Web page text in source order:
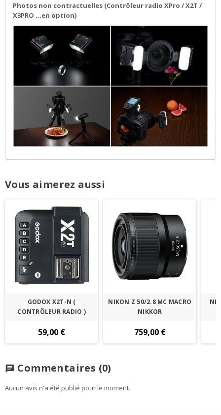
Photos non contractuelles (Contrôleur radio XPro / X2T /
X3PRO ...en option)
Vous aimerez aussi
GODOX X2T-N (
CONTRÔLEUR RADIO )
59,00 €
NIKON Z 50/2.8 MC MACRO
NIKKOR
759,00 €
chat Commentaires (0)
Aucun avis n'a été publié pour le moment.